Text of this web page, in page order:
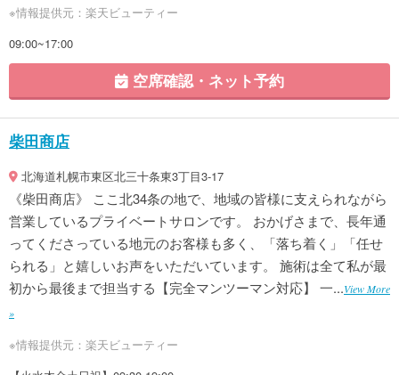
※情報提供元：楽天ビューティー
09:00~17:00
空席確認・ネット予約
柴田商店
北海道札幌市東区北三十条東3丁目3-17
《柴田商店》 ここ北34条の地で、地域の皆様に支えられながら
営業しているプライベートサロンです。 おかげさまで、長年通
ってくださっている地元のお客様も多く、「落ち着く」「任せ
られる」と嬉しいお声をいただいています。 施術は全て私が最
初から最後まで担当する【完全マンツーマン対応】 一...View More
»
※情報提供元：楽天ビューティー